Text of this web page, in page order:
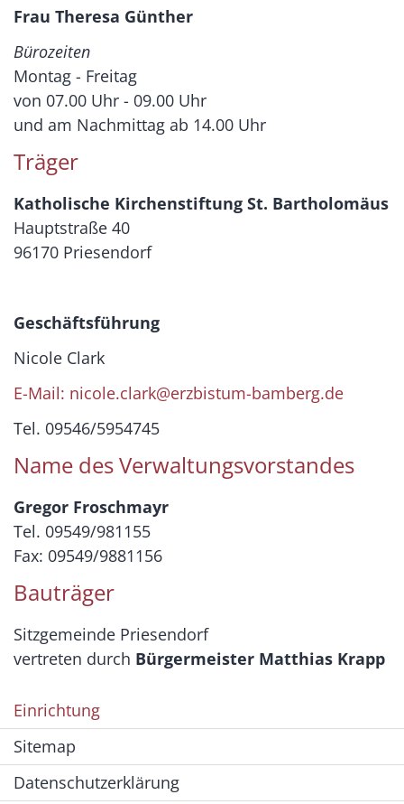
Frau Theresa Günther
Bürozeiten
Montag - Freitag
von 07.00 Uhr - 09.00 Uhr
und am Nachmittag ab 14.00 Uhr
Träger
Katholische Kirchenstiftung St. Bartholomäus
Hauptstraße 40
96170 Priesendorf
Geschäftsführung
Nicole Clark
E-Mail: nicole.clark@erzbistum-bamberg.de
Tel. 09546/5954745
Name des Verwaltungsvorstandes
Gregor Froschmayr
Tel. 09549/981155
Fax: 09549/9881156
Bauträger
Sitzgemeinde Priesendorf
vertreten durch Bürgermeister Matthias Krapp
Einrichtung
Sitemap
Datenschutzerklärung